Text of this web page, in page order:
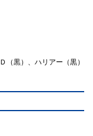
黒）、ハリアー（黒）